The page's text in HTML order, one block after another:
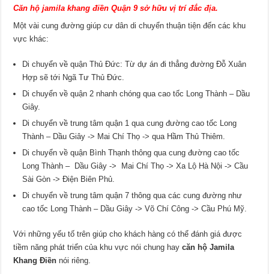
Căn hộ jamila khang điền Quận 9 sở hữu vị trí đắc địa.
Một vài cung đường giúp cư dân di chuyển thuận tiện đến các khu
vực khác:
Di chuyển về quận Thủ Đức: Từ dự án đi thẳng đường Đỗ Xuân
Hợp sẽ tới Ngã Tư Thủ Đức.
Di chuyển về quận 2 nhanh chóng qua cao tốc Long Thành – Dầu
Giây.
Di chuyển về trung tâm quận 1 qua cung đường cao tốc Long
Thành – Dầu Giây -> Mai Chí Thọ -> qua Hầm Thủ Thiêm.
Di chuyển về quận Bình Thạnh thông qua cung đường cao tốc
Long Thành – Dầu Giây -> Mai Chí Thọ -> Xa Lộ Hà Nội -> Cầu
Sài Gòn -> Điện Biên Phủ.
Di chuyển về trung tâm quận 7 thông qua các cung đường như
cao tốc Long Thành – Dầu Giây -> Võ Chí Công -> Cầu Phú Mỹ.
Với những yếu tố trên giúp cho khách hàng có thể đánh giá được
tiềm năng phát triển của khu vực nói chung haycăn hộ Jamila
Khang Điền nói riêng.